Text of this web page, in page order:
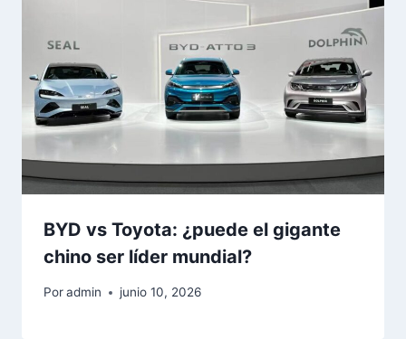
BYD vs Toyota: ¿puede el gigante
chino ser líder mundial?
Poradmin junio 10, 2026